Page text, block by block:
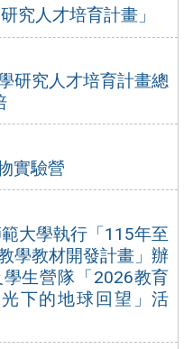
究人才培育計畫」
研究人才培育計畫總
實驗營
大學執行「115年至
學教材開發計畫」辦
生營隊「2026教育
下的地球回望」活